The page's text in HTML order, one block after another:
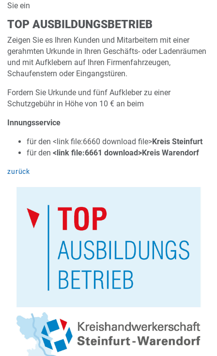
Sie ein
TOP AUSBILDUNGSBETRIEB
Zeigen Sie es Ihren Kunden und Mitarbeitern mit einer
gerahmten Urkunde in Ihren Geschäfts- oder Ladenräumen
und mit Aufklebern auf Ihren Firmenfahrzeugen,
Schaufenstern oder Eingangstüren.
Fordern Sie Urkunde und fünf Aufkleber zu einer
Schutzgebühr in Höhe von 10 € an beim
Innungsservice
für den <link file:6660 download file>Kreis Steinfurt
für den <link file:6661 download>Kreis Warendorf
zurück